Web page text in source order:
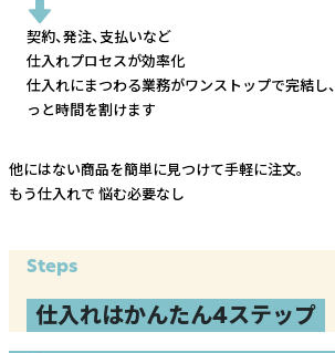
契約、発注、支払いなど
仕入れプロセスが効率化
仕入れにまつわる業務がワンストップで完結し、
っと時間を割けます
他にはない商品を簡単に見つけて手軽に注文。
もう仕入れで 悩む必要なし
Steps
仕入れはかんたん4ステップ